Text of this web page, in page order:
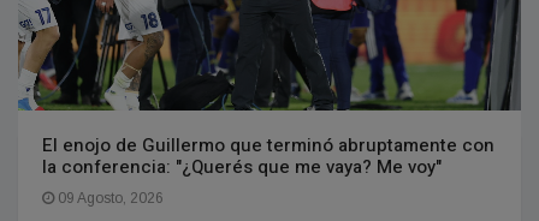
El enojo de Guillermo que terminó abruptamente con
la conferencia: "¿Querés que me vaya? Me voy"
09 Agosto, 2026